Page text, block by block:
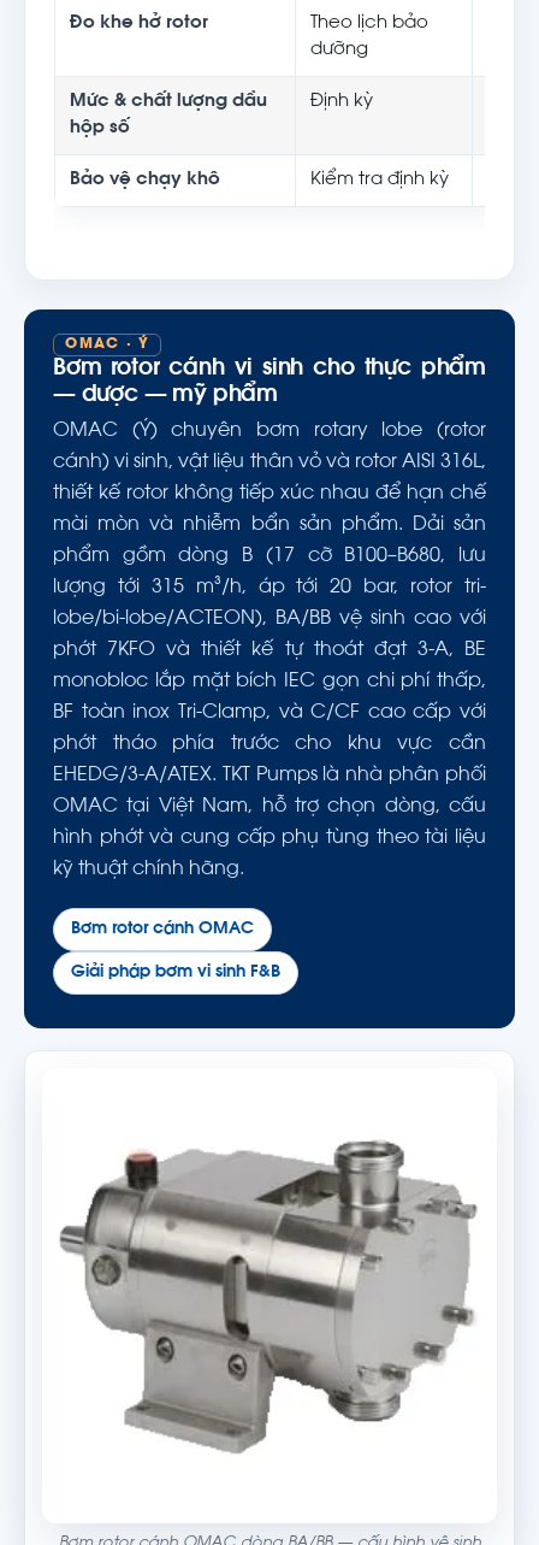
Đo khe hở rotor
Theo lịch bảo
dưỡng
Mức & chất lượng dầu
hộp số
Định kỳ
Bảo vệ chạy khô Kiểm tra định kỳ
OMAC · Ý
Bơm rotor cánh vi sinh cho thực phẩm
— dược — mỹ phẩm
OMAC (Ý) chuyên bơm rotary lobe (rotor
cánh) vi sinh, vật liệu thân vỏ và rotor AISI 316L,
thiết kế rotor không tiếp xúc nhau để hạn chế
mài mòn và nhiễm bẩn sản phẩm. Dải sản
phẩm gồm dòng B (17 cỡ B100–B680, lưu
lượng tới 315 m³/h, áp tới 20 bar, rotor tri-
lobe/bi-lobe/ACTEON), BA/BB vệ sinh cao với
phớt 7KFO và thiết kế tự thoát đạt 3-A, BE
monobloc lắp mặt bích IEC gọn chi phí thấp,
BF toàn inox Tri-Clamp, và C/CF cao cấp với
phớt tháo phía trước cho khu vực cần
EHEDG/3-A/ATEX. TKT Pumps là nhà phân phối
OMAC tại Việt Nam, hỗ trợ chọn dòng, cấu
hình phớt và cung cấp phụ tùng theo tài liệu
kỹ thuật chính hãng.
Bơm rotor cánh OMAC
Giải pháp bơm vi sinh F&B